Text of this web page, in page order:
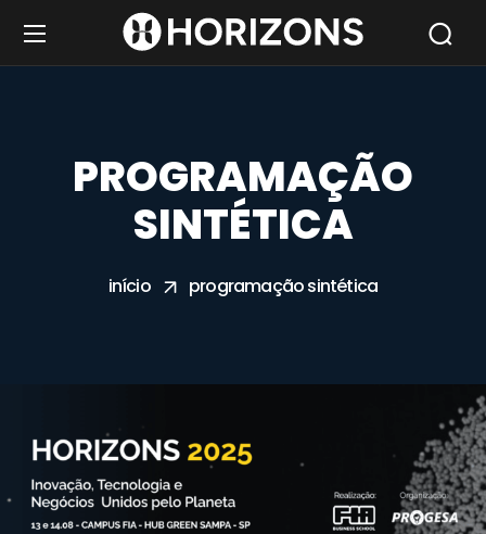
PROGRAMAÇÃO
SINTÉTICA
início programação sintética